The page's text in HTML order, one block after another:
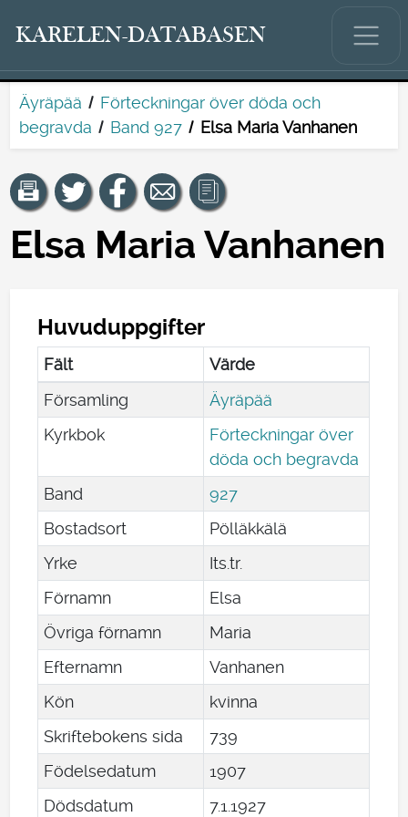
KARELEN-DATABASEN
Äyräpää
Förteckningar över döda och
begravda
Band 927 Elsa Maria Vanhanen
Elsa Maria Vanhanen
Huvuduppgifter
Fält
Värde
Församling
Äyräpää
Kyrkbok
Förteckningar över
döda och begravda
Band
927
Bostadsort
Pölläkkälä
Yrke
Its.tr.
Förnamn
Elsa
Övriga förnamn
Maria
Efternamn
Vanhanen
Kön
kvinna
Skriftebokens sida
739
Födelsedatum
1907
Dödsdatum
7.1 1927